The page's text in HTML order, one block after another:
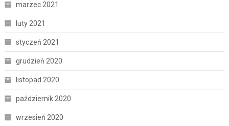
marzec 2021
luty 2021
styczeń 2021
grudzień 2020
listopad 2020
październik 2020
wrzesień 2020